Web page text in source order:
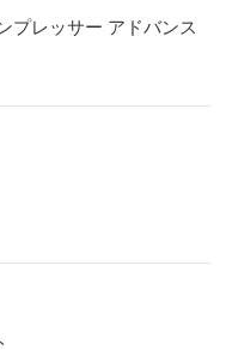
プレッサー アドバンス